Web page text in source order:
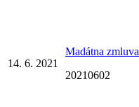
14. 6. 2021
Madátna zmluva
20210602